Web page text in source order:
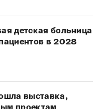
детская больница
в 2028
выставка,